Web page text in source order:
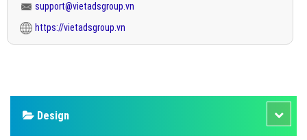
support@vietadsgroup.vn
https://vietadsgroup.vn